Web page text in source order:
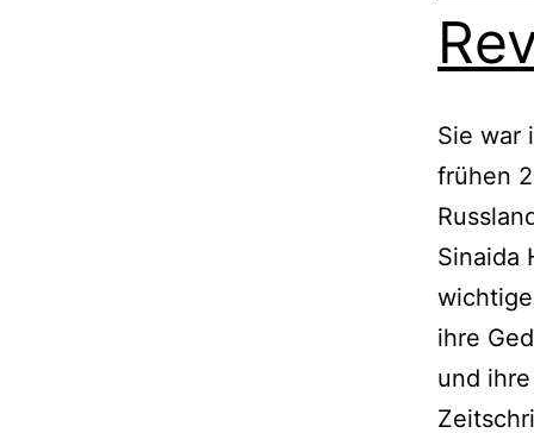
Sie war
frühen
Sinaida
ihre
und